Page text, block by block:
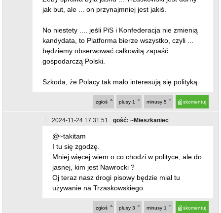
jak but, ale ... on przynajmniej jest jakiś.
No niestety .... jeśli PiS i Konfederacja nie zmienią
kandydata, to Platforma bierze wszystko, czyli ...
będziemy obserwować całkowitą zapaść
gospodarczą Polski.
Szkoda, że Polacy tak mało interesują się polityką.
skomentuj
minusy 5
plusy 1
zgłoś
2024-11-24 17:31:51 gość: ~Mieszkaniec
@~takitam
I tu się zgodzę.
Mniej więcej wiem o co chodzi w polityce, ale do
jasnej, kim jest Nawrocki ?
Oj teraz nasz drogi pisowy będzie miał tu
używanie na Trzaskowskiego.
skomentuj
minusy 1
plusy 3
zgłoś